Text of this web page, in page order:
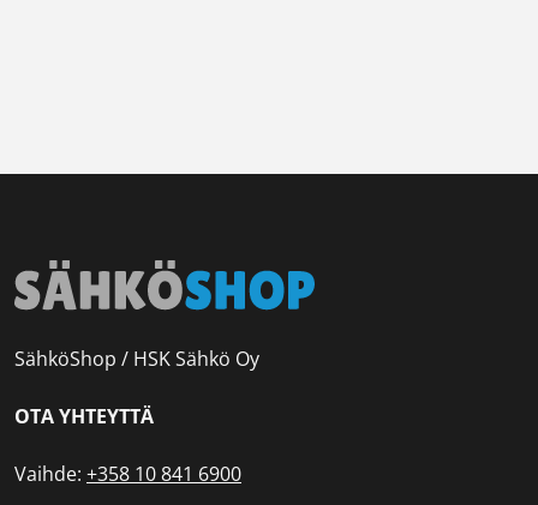
SähköShop / HSK Sähkö Oy
OTA YHTEYTTÄ
Vaihde: +358 10 841 6900